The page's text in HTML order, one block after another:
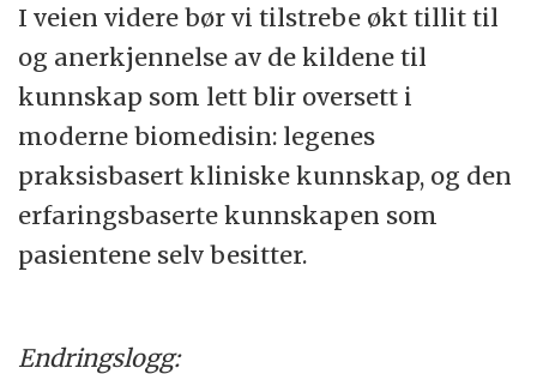
I veien videre bør vi tilstrebe økt tillit til
og anerkjennelse av de kildene til
kunnskap som lett blir oversett i
moderne biomedisin: legenes
praksisbasert kliniske kunnskap, og den
erfaringsbaserte kunnskapen som
pasientene selv besitter.
Endringslogg: